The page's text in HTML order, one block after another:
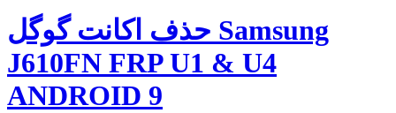
حذف اکانت گوگل Samsung
J610FN FRP U1 & U4
ANDROID 9